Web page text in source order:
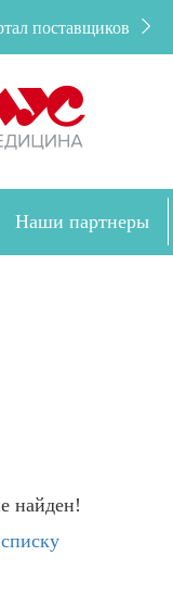
поставщиков
Наши партнеры
найден!